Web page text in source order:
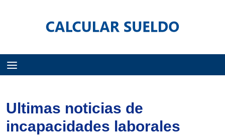
Ultimas noticias de
incapacidades laborales